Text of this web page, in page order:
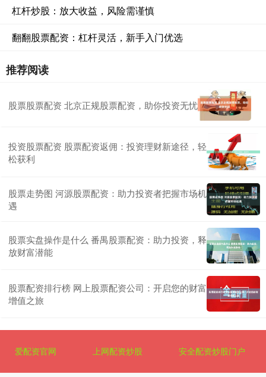
杠杆炒股：放大收益，风险需谨慎
翻翻股票配资：杠杆灵活，新手入门优选
推荐阅读
股票股票配资 北京正规股票配资，助你投资无忧
投资股票配资 股票配资返佣：投资理财新途径，轻
松获利
股票走势图 河源股票配资：助力投资者把握市场机
遇
股票实盘操作是什么 番禺股票配资：助力投资，释
放财富潜能
股票配资排行榜 网上股票配资公司：开启您的财富
增值之旅
爱配资官网 上网配资炒股 安全配资炒股门户